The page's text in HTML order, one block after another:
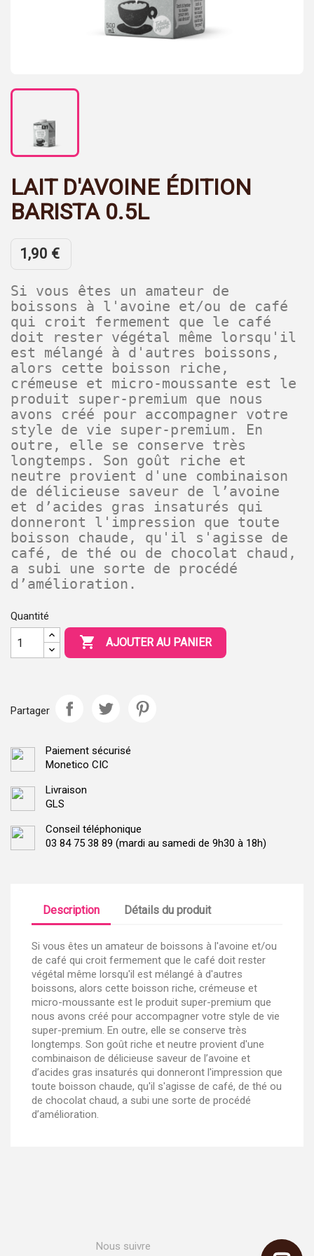
LAIT D'AVOINE ÉDITION
BARISTA 0.5L
1,90 €
Si vous êtes un amateur de
boissons à l'avoine et/ou de café
qui croit fermement que le café
doit rester végétal même lorsqu'il
est mélangé à d'autres boissons,
alors cette boisson riche,
crémeuse et micro-moussante est le
produit super-premium que nous
avons créé pour accompagner votre
style de vie super-premium. En
outre, elle se conserve très
longtemps. Son goût riche et
neutre provient d'une combinaison
de délicieuse saveur de l’avoine
et d’acides gras insaturés qui
donneront l'impression que toute
boisson chaude, qu'il s'agisse de
café, de thé ou de chocolat chaud,
a subi une sorte de procédé
d’amélioration.
Quantité
 AJOUTER AU PANIER
Partager
Paiement sécurisé
Monetico CIC
Livraison
GLS
Conseil téléphonique
03 84 75 38 89 (mardi au samedi de 9h30 à 18h)
Description Détails du produit
Si vous êtes un amateur de boissons à l'avoine et/ou
de café qui croit fermement que le café doit rester
végétal même lorsqu'il est mélangé à d'autres
boissons, alors cette boisson riche, crémeuse et
micro-moussante est le produit super-premium que
nous avons créé pour accompagner votre style de vie
super-premium. En outre, elle se conserve très
longtemps. Son goût riche et neutre provient d'une
combinaison de délicieuse saveur de l’avoine et
d’acides gras insaturés qui donneront l'impression que
toute boisson chaude, qu'il s'agisse de café, de thé ou
de chocolat chaud, a subi une sorte de procédé
d’amélioration.
Nous suivre